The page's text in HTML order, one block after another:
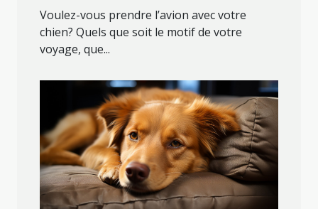
avion avec son chien ?
Voulez-vous prendre l’avion avec votre
chien? Quels que soit le motif de votre
voyage, que...